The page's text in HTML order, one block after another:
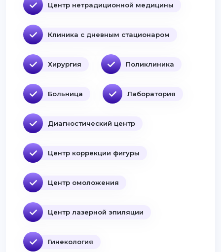
Центр нетрадиционной медицины
Клиника с дневным стационаром
Хирургия Поликлиника
Больница Лаборатория
Диагностический центр
Центр коррекции фигуры
Центр омоложения
Центр лазерной эпиляции
Гинекология